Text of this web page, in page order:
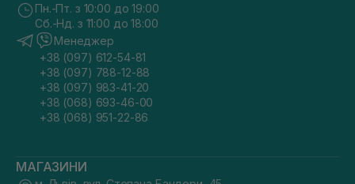
Пн.-Пт. з 10:00 до 19:00
Сб.-Нд. з 11:00 до 18:00
Менеджер
+38 (097) 612-54-81
+38 (097) 788-12-88
+38 (097) 983-41-20
+38 (068) 693-46-00
+38 (068) 951-22-86
МАГАЗИНИ